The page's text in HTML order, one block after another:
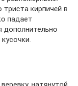
кирпичей в
падает
дополнительно